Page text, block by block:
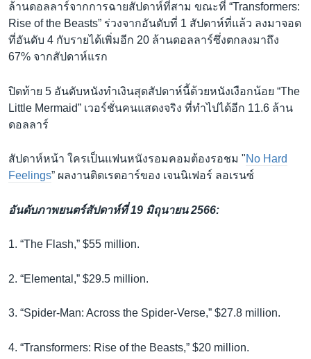
ล้านดอลลาร์จากการฉายสัปดาห์ที่สาม ขณะที่ “Transformers:
Rise of the Beasts” ร่วงจากอันดับที่ 1 สัปดาห์ที่แล้ว ลงมาจอด
ที่อันดับ 4 กับรายได้เพิ่มอีก 20 ล้านดอลลาร์ซึ่งตกลงมาถึง
67% จากสัปดาห์แรก
ปิดท้าย 5 อันดับหนังทำเงินสุดสัปดาห์นี้ด้วยหนังเงือกน้อย “The
Little Mermaid” เวอร์ชั่นคนแสดงจริง ที่ทำไปได้อีก 11.6 ล้าน
ดอลลาร์
สัปดาห์หน้า ใครเป็นแฟนหนังรอมคอมต้องรอชม "No Hard
Feelings” ผลงานติดเรตอาร์ของ เจนนิเฟอร์ ลอเรนซ์
อันดับภาพยนตร์สัปดาห์ที่ 19 มิถุนายน 2566:
1. “The Flash,” $55 million.
2. “Elemental,” $29.5 million.
3. “Spider-Man: Across the Spider-Verse,” $27.8 million.
4. “Transformers: Rise of the Beasts,” $20 million.